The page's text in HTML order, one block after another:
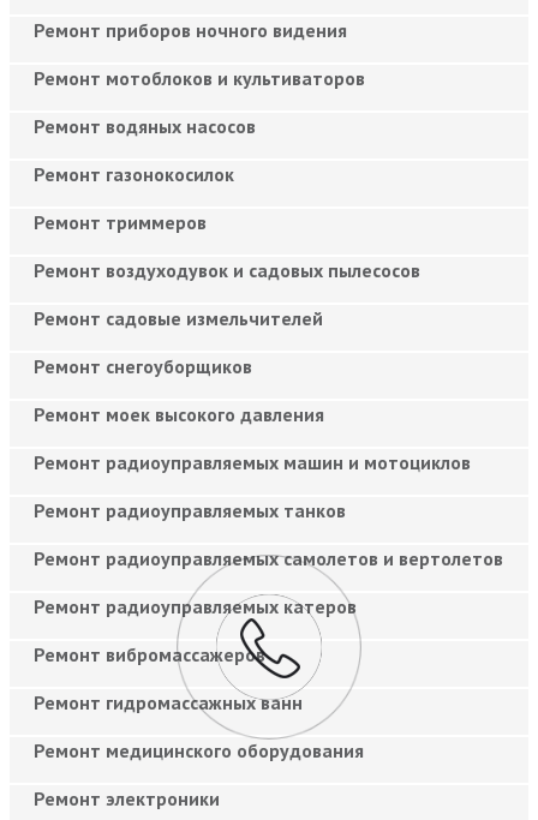
Ремонт приборов ночного видения
Ремонт мотоблоков и культиваторов
Ремонт водяных насосов
Ремонт газонокосилок
Ремонт триммеров
Ремонт воздуходувок и садовых пылесосов
Ремонт садовые измельчителей
Ремонт снегоуборщиков
Ремонт моек высокого давления
Ремонт радиоуправляемых машин и мотоциклов
Ремонт радиоуправляемых танков
Ремонт радиоуправляемых самолетов и вертолетов
Ремонт радиоуправляемых катеров
Ремонт вибромассажеров
Ремонт гидромассажных ванн
Ремонт медицинского оборудования
Ремонт электроники